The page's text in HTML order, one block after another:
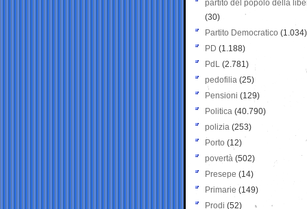
partito del popolo della
(30)
Partito Democratico (1.034)
PD (1.188)
PdL (2.781)
pedofilia (25)
Pensioni (129)
Politica (40.790)
polizia (253)
Porto (12)
povertà (502)
Presepe (14)
Primarie (149)
Prodi (52)